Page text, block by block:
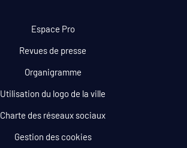
Espace Pro
Revues de presse
Organigramme
Utilisation du logo de la ville
Charte des réseaux sociaux
Gestion des cookies